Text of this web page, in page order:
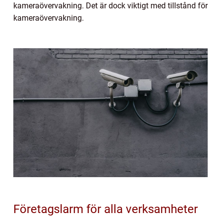
kameraövervakning. Det är dock viktigt med tillstånd för
kameraövervakning.
Företagslarm för alla verksamheter